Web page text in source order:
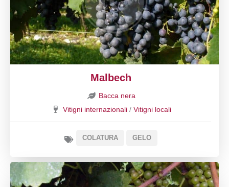
Malbech
Bacca nera
Vitigni internazionali/ Vitigni locali
COLATURA GELO